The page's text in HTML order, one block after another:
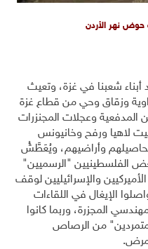
حوض نهر الأردن
أبناء شعبنا في غزة، وتعيث
زاوية وزقاق وحي من قطاع غزة
المدفعية وعجلات المجنزرات
لاهيا ورفح وخانيونس
وأراضيهم، ويُعَطَّشُ
الفلسطينيين "الرسميين"
والإسرائيليين لوقف
الإيغال في اللقاءات
المجزرة، وربما كانوا
من الرصاص